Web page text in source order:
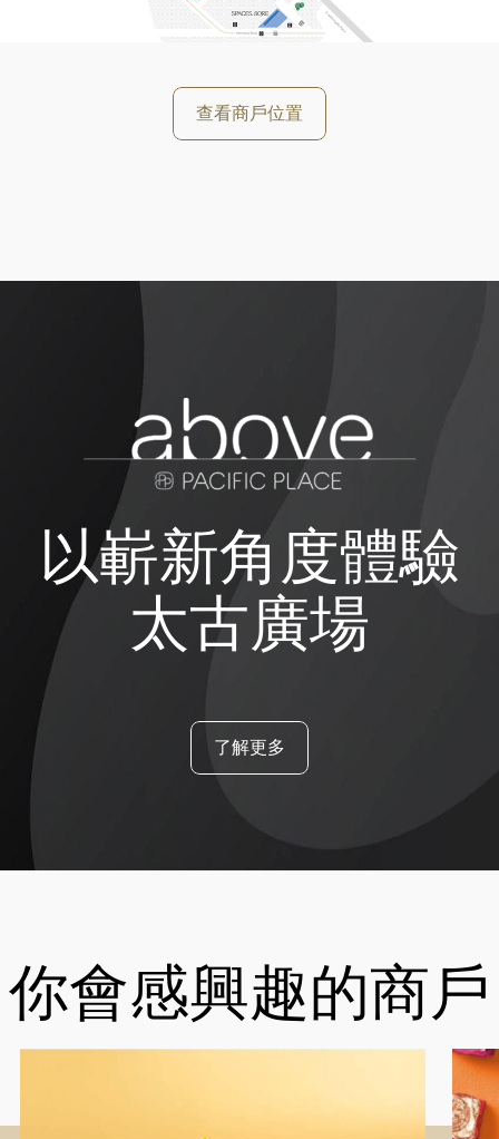
查看商戶位置
以嶄新角度體驗
太古廣場
了解更多
你會感興趣的商戶